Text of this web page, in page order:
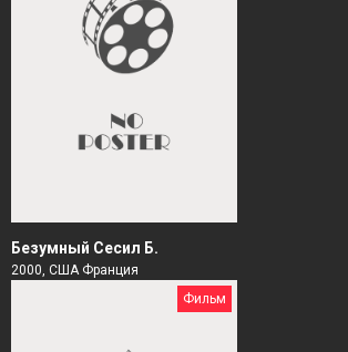
Безумный Сесил Б.
2000, США Франция
Фильм